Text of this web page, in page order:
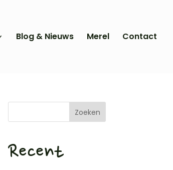
Blog & Nieuws Merel Contact
Zoeken
Recent